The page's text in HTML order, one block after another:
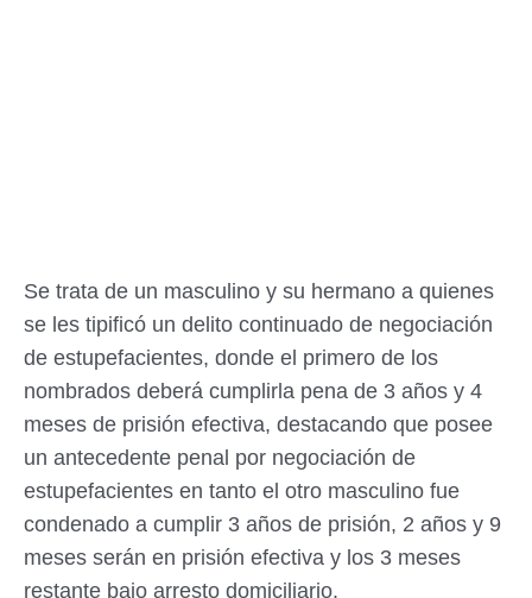
Se trata de un masculino y su hermano a quienes
se les tipificó un delito continuado de negociación
de estupefacientes, donde el primero de los
nombrados deberá cumplirla pena de 3 años y 4
meses de prisión efectiva, destacando que posee
un antecedente penal por negociación de
estupefacientes en tanto el otro masculino fue
condenado a cumplir 3 años de prisión, 2 años y 9
meses serán en prisión efectiva y los 3 meses
restante bajo arresto domiciliario.